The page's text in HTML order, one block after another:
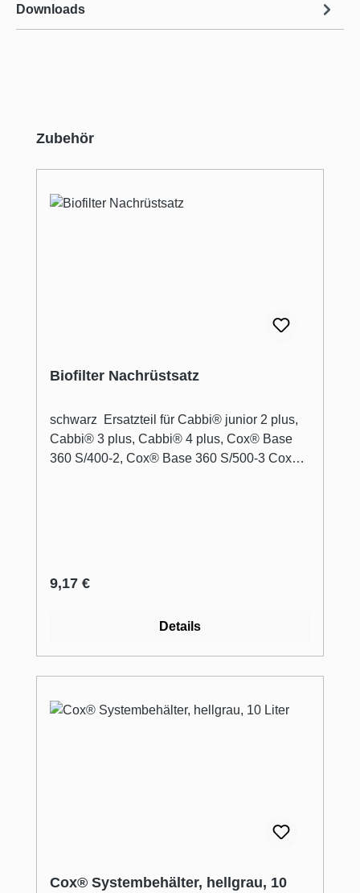
Downloads
Produktgalerie überspringen
Zubehör
Biofilter Nachrüstsatz
schwarz Ersatzteil für Cabbi® junior 2 plus,
Cabbi® 3 plus, Cabbi® 4 plus, Cox® Base
360 S/400-2, Cox® Base 360 S/500-3 Cox®
Regulärer Preis:
9,17 €
Details
Cox® Systembehälter, hellgrau, 10